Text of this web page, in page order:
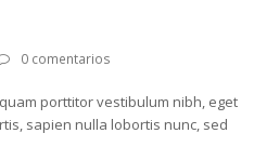
0 comentarios
porttitor vestibulum nibh, eget
sapien nulla lobortis nunc, sed